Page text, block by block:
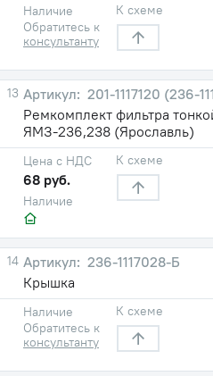
Наличие
Обратитесь к
консультанту
К схеме
13
201-1117120 (236-
Ремкомплект фильтра
ЯМЗ-236,238 (Ярославль)
Наличие
Цена с НДС
68 руб.
К схеме
14
236-1117028-Б
Крышка
Наличие
Обратитесь к
консультанту
К схеме